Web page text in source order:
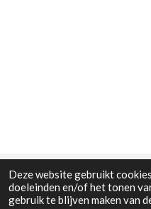
Deze website gebruikt
doeleinden en/of het tonen
gebruik te blijven maken van